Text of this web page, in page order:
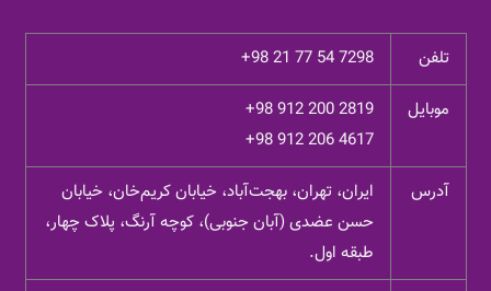
تلفن +98 21 77 54 7298
موبایل
+98 912 200 2819
+98 912 206 4617
آدرس
ایران، تهران، بهجت‌آباد، خیابان کریم‌خان، خیابان
حسن عضدی (آبان جنوبی)، کوچه آرنگ، پلاک چهار،
طبقه اول.